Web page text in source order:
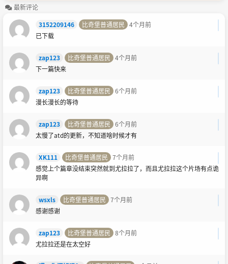
最新评论
3152209146
比奇堡普通居民 4个月前
已下载
zap123 比奇堡普通居民 4个月前
下一篇快来
zap123 比奇堡普通居民 6个月前
漫长漫长的等待
zap123 比奇堡普通居民 6个月前
太慢了atd的更新，不知道啥时候才有
XK111 比奇堡普通居民 7个月前
感觉上个篇章没结束突然就到尤拉拉了，而且尤拉拉这个片场有点诡
异啊
wsxls 比奇堡普通居民 7个月前
感谢感谢
zap123 比奇堡普通居民 8个月前
尤拉拉还是在太空好